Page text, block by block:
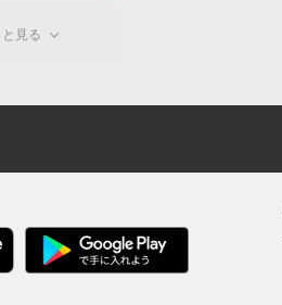
と見る